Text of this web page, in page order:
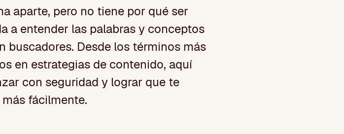
aparte, pero no tiene por qué ser
a entender las palabras y conceptos
buscadores. Desde los términos más
en estrategias de contenido, aquí
con seguridad y lograr que te
fácilmente.